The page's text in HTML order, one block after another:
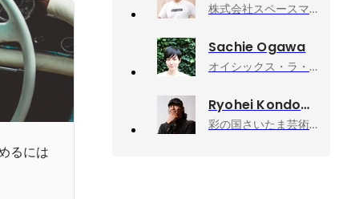
るには
株式会社スペースマーケット, 代表取締役
Sachie Ogawa
オイシックス・ラ・大地株式会社
Ryohei Kondo
彩の国さいたま芸術劇場, 次期芸術監督